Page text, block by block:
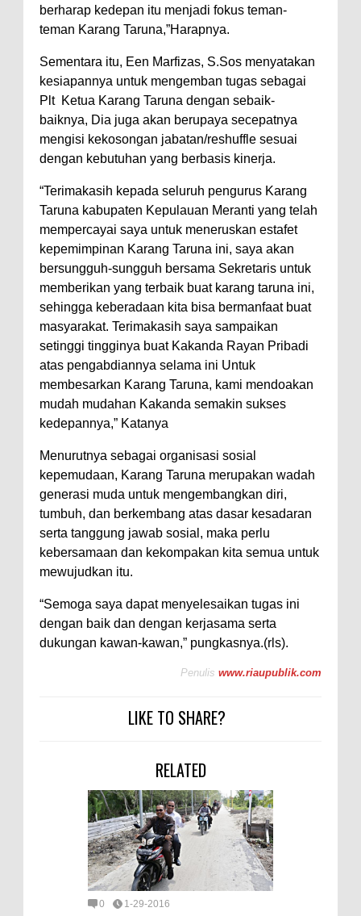
berharap kedepan itu menjadi fokus teman-
teman Karang Taruna,”Harapnya.
Sementara itu, Een Marfizas, S.Sos menyatakan
kesiapannya untuk mengemban tugas sebagai
Plt Ketua Karang Taruna dengan sebaik-
baiknya, Dia juga akan berupaya secepatnya
mengisi kekosongan jabatan/reshuffle sesuai
dengan kebutuhan yang berbasis kinerja.
“Terimakasih kepada seluruh pengurus Karang
Taruna kabupaten Kepulauan Meranti yang telah
mempercayai saya untuk meneruskan estafet
kepemimpinan Karang Taruna ini, saya akan
bersungguh-sungguh bersama Sekretaris untuk
memberikan yang terbaik buat karang taruna ini,
sehingga keberadaan kita bisa bermanfaat buat
masyarakat. Terimakasih saya sampaikan
setinggi tingginya buat Kakanda Rayan Pribadi
atas pengabdiannya selama ini Untuk
membesarkan Karang Taruna, kami mendoakan
mudah mudahan Kakanda semakin sukses
kedepannya,” Katanya
Menurutnya sebagai organisasi sosial
kepemudaan, Karang Taruna merupakan wadah
generasi muda untuk mengembangkan diri,
tumbuh, dan berkembang atas dasar kesadaran
serta tanggung jawab sosial, maka perlu
kebersamaan dan kekompakan kita semua untuk
mewujudkan itu.
“Semoga saya dapat menyelesaikan tugas ini
dengan baik dan dengan kerjasama serta
dukungan kawan-kawan,” pungkasnya.(rls).
Penulis www.riaupublik.com
LIKE TO SHARE?
RELATED
0 1-29-2016